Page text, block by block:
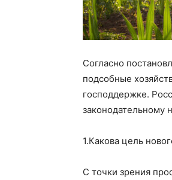
Согласно
подсобные
господдержке.
законодательному
1.Какова цель
С точки зрения